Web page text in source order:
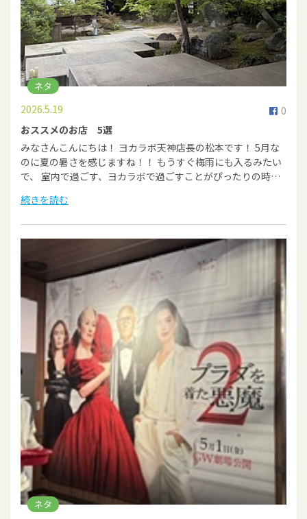
ネタ
0
2026.5.19
おススメのお店 5選
みなさんこんにちは！ ヨカラボ天神店長の松本です！ 5月な
のに夏の暑さを感じますね！！ もうすぐ梅雨にも入るみたい
で、 室内で過ごす、ヨカラボで過ごすことがぴったりの時…
続きを読む
ネタ